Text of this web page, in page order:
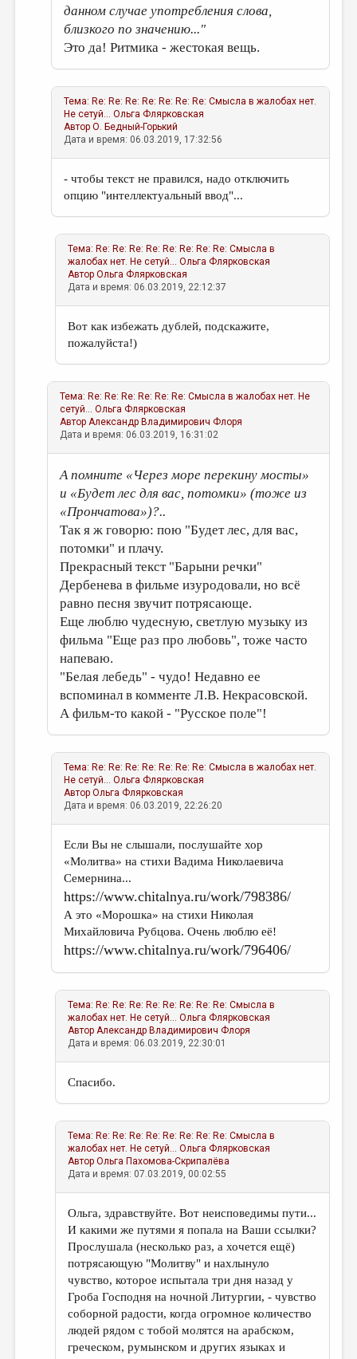
данном случае употребления слова,
близкого по значению..."
Это да! Ритмика - жестокая вещь.
Тема: Re: Re: Re: Re: Re: Re: Re: Смысла в жалобах нет.
Не сетуй... Ольга Флярковская
АвторО. Бедный-Горький
Дата и время: 06.03.2019, 17:32:56
- чтобы текст не правился, надо отключить
опцию "интеллектуальный ввод"...
Тема: Re: Re: Re: Re: Re: Re: Re: Re: Смысла в
жалобах нет. Не сетуй... Ольга Флярковская
АвторОльга Флярковская
Дата и время: 06.03.2019, 22:12:37
Вот как избежать дублей, подскажите,
пожалуйста!)
Тема: Re: Re: Re: Re: Re: Re: Смысла в жалобах нет. Не
сетуй... Ольга Флярковская
АвторАлександр Владимирович Флоря
Дата и время: 06.03.2019, 16:31:02
А помните «Через море перекину мосты»
и «Будет лес для вас, потомки» (тоже из
«Прончатова»)?..
Так я ж говорю: пою "Будет лес, для вас,
потомки" и плачу.
Прекрасный текст "Барыни речки"
Дербенева в фильме изуродовали, но всё
равно песня звучит потрясающе.
Еще люблю чудесную, светлую музыку из
фильма "Еще раз про любовь", тоже часто
напеваю.
"Белая лебедь" - чудо! Недавно ее
вспоминал в комменте Л.В. Некрасовской.
А фильм-то какой - "Русское поле"!
Тема: Re: Re: Re: Re: Re: Re: Re: Смысла в жалобах нет.
Не сетуй... Ольга Флярковская
АвторОльга Флярковская
Дата и время: 06.03.2019, 22:26:20
Если Вы не слышали, послушайте хор
«Молитва» на стихи Вадима Николаевича
Семернина...
https://www.chitalnya.ru/work/798386/
А это «Морошка» на стихи Николая
Михайловича Рубцова. Очень люблю её!
https://www.chitalnya.ru/work/796406/
Тема: Re: Re: Re: Re: Re: Re: Re: Re: Смысла в
жалобах нет. Не сетуй... Ольга Флярковская
АвторАлександр Владимирович Флоря
Дата и время: 06.03.2019, 22:30:01
Спасибо.
Тема: Re: Re: Re: Re: Re: Re: Re: Re: Смысла в
жалобах нет. Не сетуй... Ольга Флярковская
АвторОльга Пахомова-Скрипалёва
Дата и время: 07.03.2019, 00:02:55
Ольга, здравствуйте. Вот неисповедимы пути...
И какими же путями я попала на Ваши ссылки?
Прослушала (несколько раз, а хочется ещё)
потрясающую "Молитву" и нахлынуло
чувство, которое испытала три дня назад у
Гроба Господня на ночной Литургии, - чувство
соборной радости, когда огромное количество
людей рядом с тобой молятся на арабском,
греческом, румынском и других языках и